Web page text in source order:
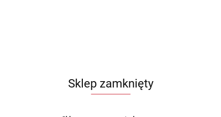
Sklep zamknięty